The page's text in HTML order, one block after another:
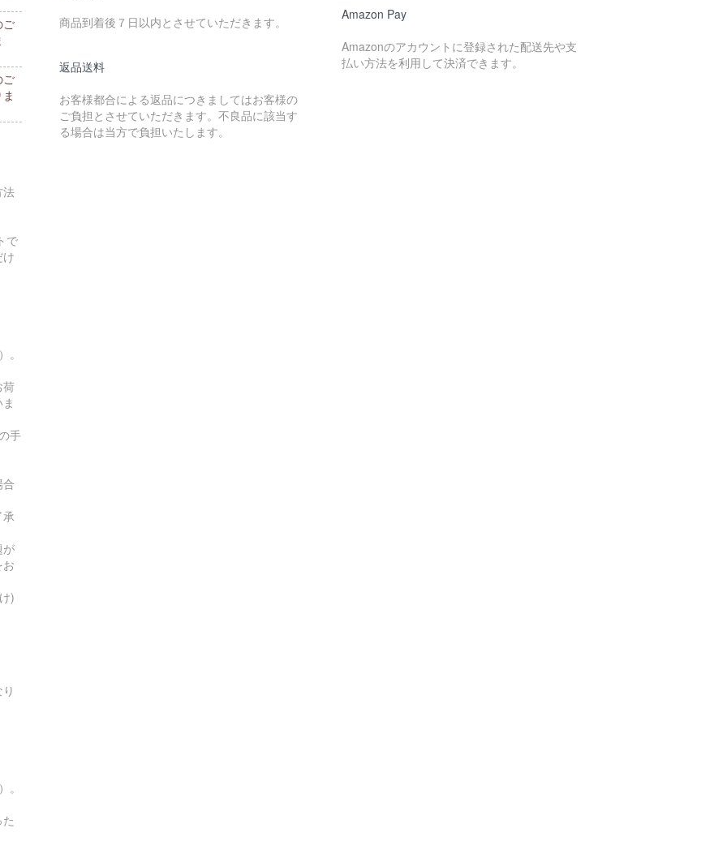
ご
ご
法
で
。
荷
手
が
)
。
商品到着後７日以内とさせていただきます。
返品送料
お客様都合による返品につきましてはお客様の
ご負担とさせていただきます。不良品に該当す
る場合は当方で負担いたします。
Amazon Pay
Amazonのアカウントに登録された配送先や支
払い方法を利用して決済できます。